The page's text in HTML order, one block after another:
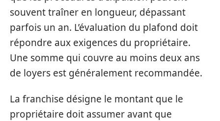
souvent traîner en longueur, dépassant
parfois un an. L’évaluation du plafond doit
répondre aux exigences du propriétaire.
Une somme qui couvre au moins deux ans
de loyers est généralement recommandée.
La franchise désigne le montant que le
propriétaire doit assumer avant que